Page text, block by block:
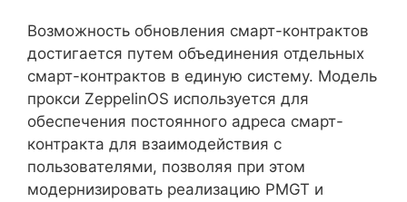
Возможность обновления смарт-контрактов
достигается путем объединения отдельных
смарт-контрактов в единую систему. Модель
прокси ZeppelinOS используется для
обеспечения постоянного адреса смарт-
контракта для взаимодействия с
пользователями, позволяя при этом
модернизировать реализацию PMGT и